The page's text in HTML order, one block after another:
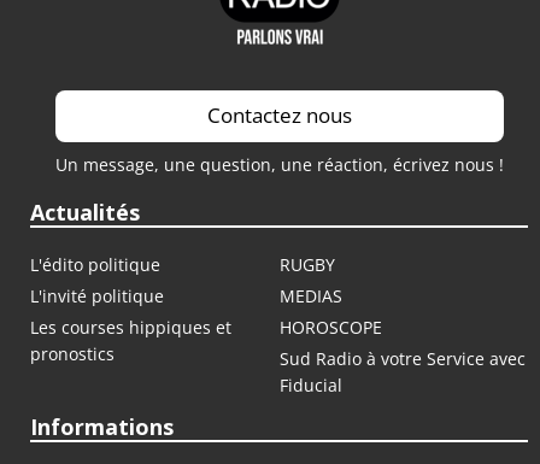
Contactez nous
Un message, une question, une réaction, écrivez nous !
Actualités
L'édito politique
RUGBY
L'invité politique
MEDIAS
Les courses hippiques et
pronostics
HOROSCOPE
Sud Radio à votre Service avec
Fiducial
Informations